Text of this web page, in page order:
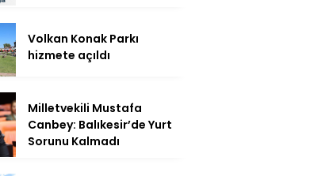
Volkan Konak Parkı
hizmete açıldı
Milletvekili Mustafa
Canbey: Balıkesir’de Yurt
Sorunu Kalmadı